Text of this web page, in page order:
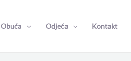
Obuća Odjeća Kontakt